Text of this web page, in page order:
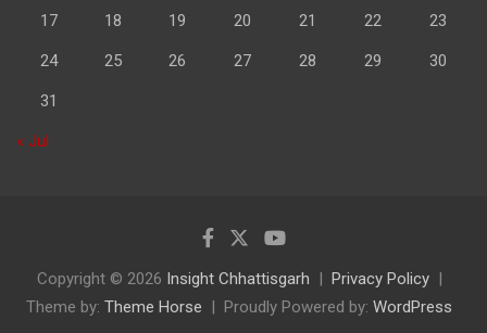
17 18 19 20 21 22 23
24 25 26 27 28 29 30
31
« Jul
Copyright © 2026 Insight Chhattisgarh
Privacy Policy
Theme by: Theme Horse Proudly Powered by: WordPress